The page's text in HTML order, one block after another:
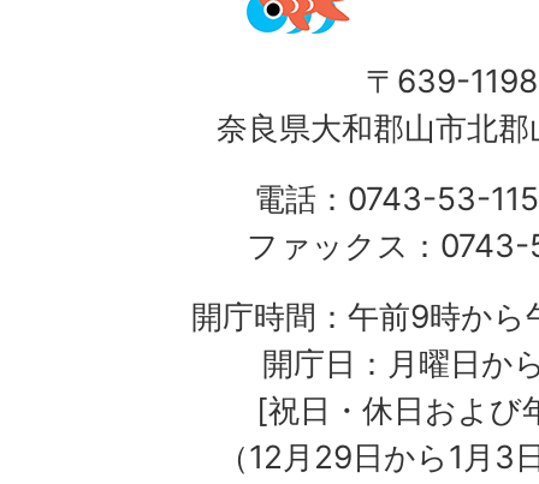
〒639-1198
奈良県大和郡山市北
電話：0743-53-
ファックス：
開庁時間：午前9時か
開庁日：月曜日か
[祝日・休日および
（12月29日から1月3